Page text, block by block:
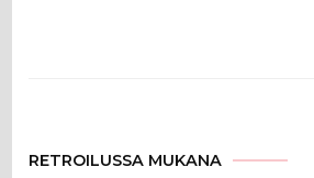
RETROILUSSA MUKANA